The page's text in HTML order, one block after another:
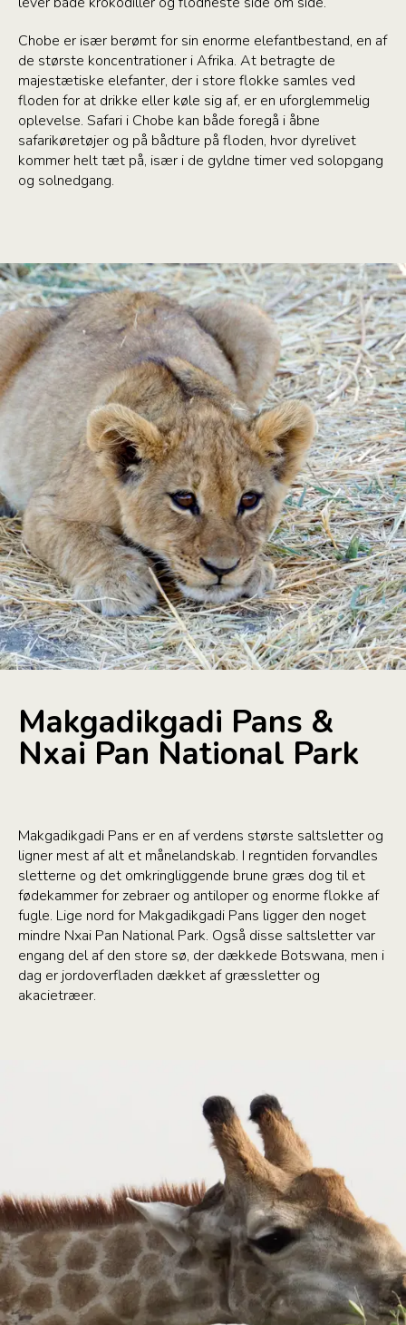
Chobe er især berømt for sin enorme elefantbestand, en af
de største koncentrationer i Afrika. At betragte de
majestætiske elefanter, der i store flokke samles ved
floden for at drikke eller køle sig af, er en uforglemmelig
oplevelse. Safari i Chobe kan både foregå i åbne
safarikøretøjer og på bådture på floden, hvor dyrelivet
kommer helt tæt på, især i de gyldne timer ved solopgang
og solnedgang.
Makgadikgadi Pans &
Nxai Pan National Park
Makgadikgadi Pans er en af verdens største saltsletter og
ligner mest af alt et månelandskab. I regntiden forvandles
sletterne og det omkringliggende brune græs dog til et
fødekammer for zebraer og antiloper og enorme flokke af
fugle. Lige nord for Makgadikgadi Pans ligger den noget
mindre Nxai Pan National Park. Også disse saltsletter var
engang del af den store sø, der dækkede Botswana, men i
dag er jordoverfladen dækket af græssletter og
akacietræer.